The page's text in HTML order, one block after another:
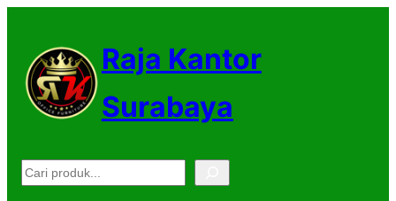
konten
Raja Kantor
Surabaya
Pencarian